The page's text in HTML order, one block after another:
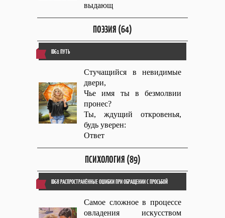
выдающ
ПОЭЗИЯ (64)
ID61 ПУТЬ
Стучащийся в невидимые
двери,
Чье имя ты в безмолвии
пронес?
Ты, ждущий откровенья,
будь уверен:
Ответ
ПСИХОЛОГИЯ (89)
ID68 РАСПРОСТРАНЁННЫЕ ОШИБКИ ПРИ ОБРАЩЕНИИ С ПРОСЬБОЙ
Самое сложное в процессе
овладения искусством